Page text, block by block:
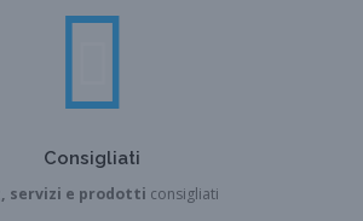
Consigliati
servizi e prodotti consigliati